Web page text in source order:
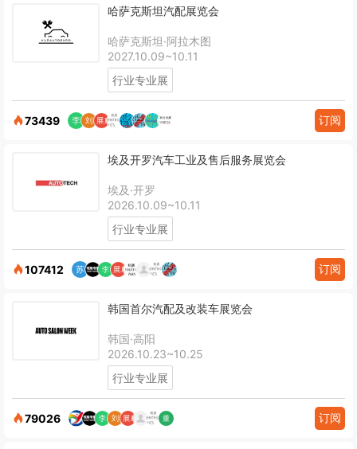
哈萨克斯坦汽配展览会
哈萨克斯坦·阿拉木图
2027.10.09~10.11
行业专业展
73439 订阅
埃及开罗汽车工业及售后服务展览会
埃及·开罗
2026.10.09~10.11
行业专业展
107412 订阅
韩国首尔汽配及改装车展览会
韩国·高阳
2026.10.23~10.25
行业专业展
79026 订阅